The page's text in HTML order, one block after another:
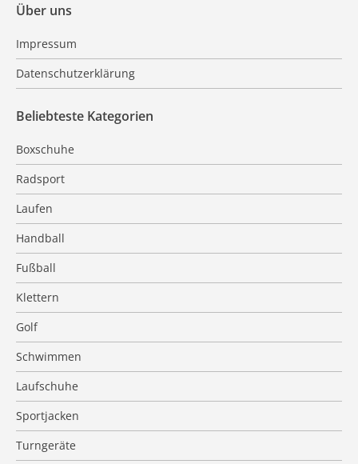
Über uns
Impressum
Datenschutzerklärung
Beliebteste Kategorien
Boxschuhe
Radsport
Laufen
Handball
Fußball
Klettern
Golf
Schwimmen
Laufschuhe
Sportjacken
Turngeräte